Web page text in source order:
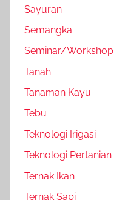
Sayuran
Semangka
Seminar/Workshop
Tanah
Tanaman Kayu
Tebu
Teknologi Irigasi
Teknologi Pertanian
Ternak Ikan
Ternak Sapi